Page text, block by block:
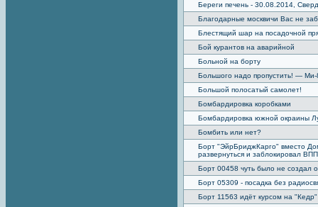
Береги печень - 30.08.2014,
Благодарные москвичи Вас не
Блестящий шар на посадочной
Бой курантов на аварийной
Больной на борту
Большого надо пропустить! —
Большой полосатый самолет!
Бомбардировка коробками
Бомбардировка южной окраины
Бомбить или нет?
Борт "ЭйрБриджКарго" вместо
развернуться и заблокировал
Борт 00458 чуть было не создал
Борт 05309 - посадка без
Борт 11563 идёт курсом на "Кедр"